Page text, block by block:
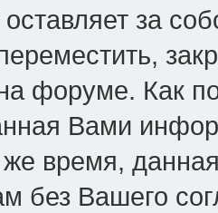
оставляет за
форуме. Как
Вами
время,
без Вашего